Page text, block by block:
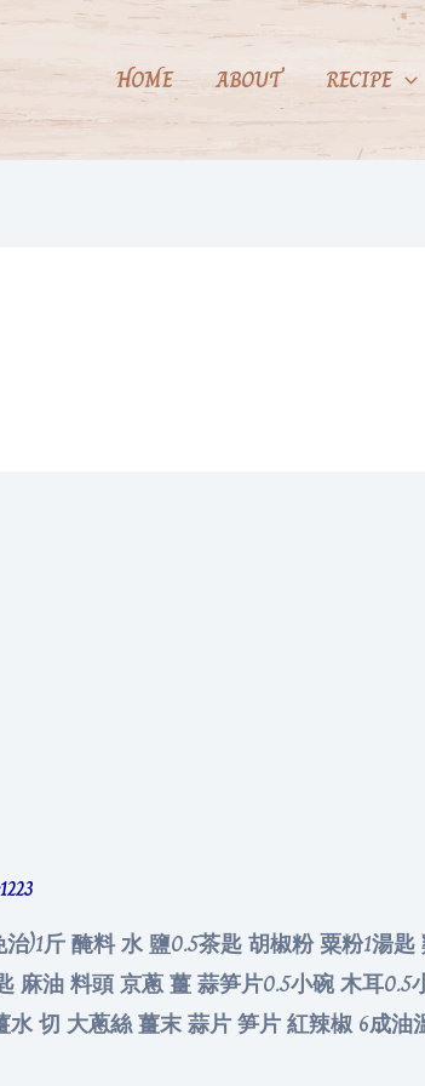
HOME ABOUT RECIPE
)1斤 醃料 水 鹽0.5茶匙 胡椒粉 粟粉1湯
麻油 料頭 京蔥 薑 蒜笋片0.5小碗 木耳
切 大蔥絲 薑末 蒜片 笋片 紅辣椒 6成